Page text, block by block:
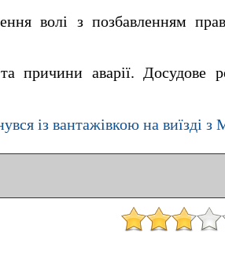
волі з позбавленням
причини аварії. Досудове
із вантажівкою на виїзді з